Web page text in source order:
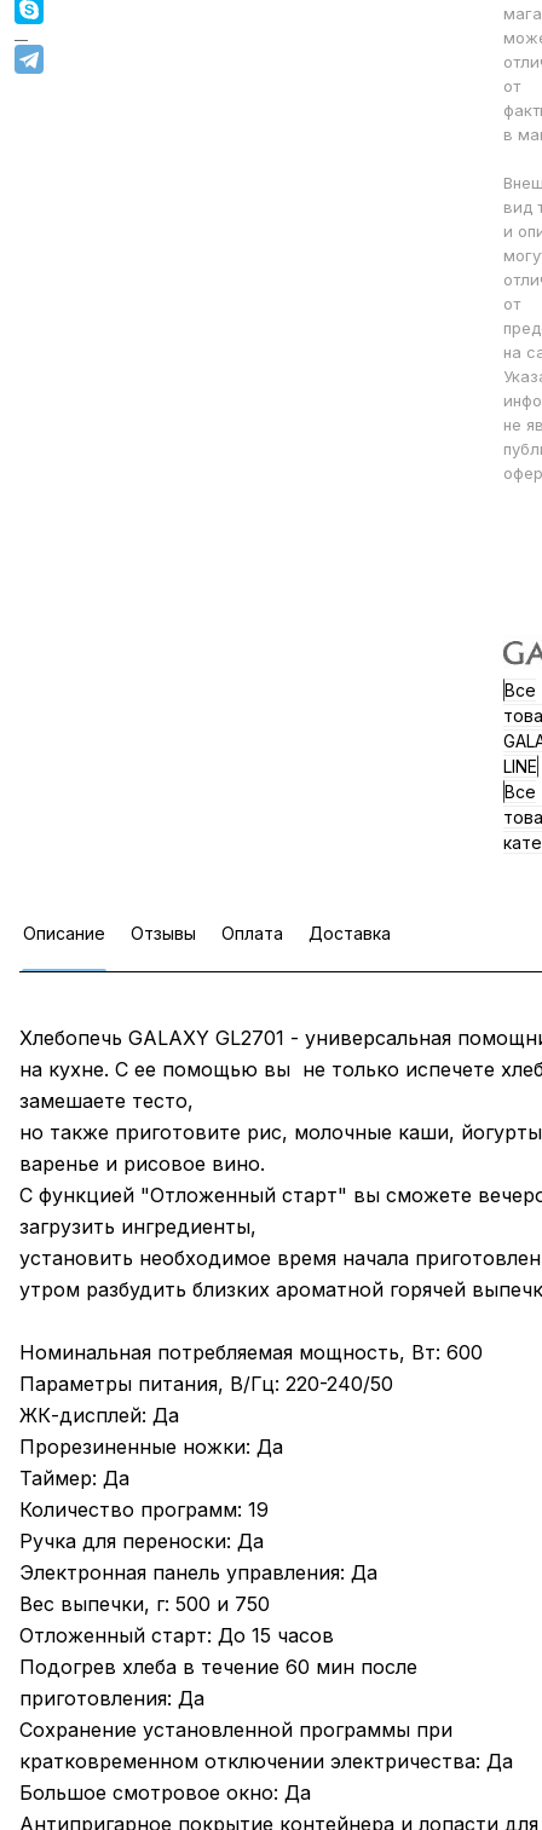
от
в
вид
и
от
на
не
Все
LINE
Все
Описание Отзывы Оплата Доставка
Хлебопечь GALAXY GL2701 - универсальная
на кухне. С ее помощью вы не только испечете
замешаете тесто,
но также приготовите рис, молочные каши,
варенье и рисовое вино.
С функцией "Отложенный старт" вы сможете
загрузить ингредиенты,
установить необходимое время начала
утром разбудить близких ароматной горячей
Номинальная потребляемая мощность, Вт: 600
Параметры питания, В/Гц: 220-240/50
ЖК-дисплей: Да
Прорезиненные ножки: Да
Таймер: Да
Количество программ: 19
Ручка для переноски: Да
Электронная панель управления: Да
Вес выпечки, г: 500 и 750
Отложенный старт: До 15 часов
Подогрев хлеба в течение 60 мин после
приготовления: Да
Сохранение установленной программы при
кратковременном отключении электричества: Да
Большое смотровое окно: Да
Антипригарное покрытие контейнера и лопасти для